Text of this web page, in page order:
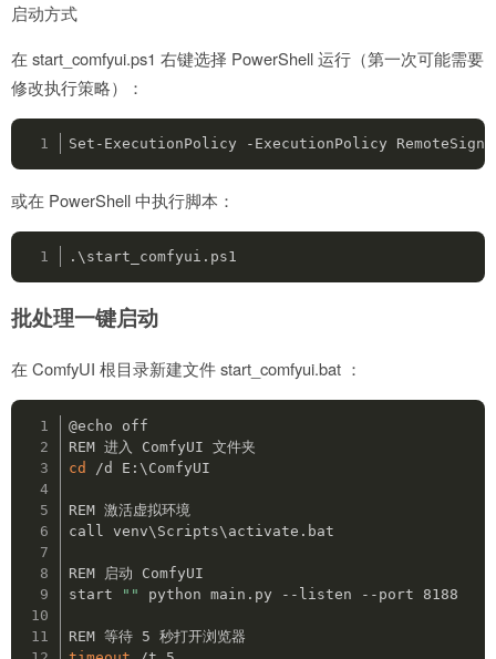
启动方式
在 start_comfyui.ps1 右键选择 PowerShell 运行（第一次可能需要
修改执行策略）：
Set-ExecutionPolicy -ExecutionPolicy
或在 PowerShell 中执行脚本：
.\start_comfyui.ps1
批处理一键启动
在 ComfyUI 根目录新建文件 start_comfyui.bat ：
@echo off
cd
/d E:\ComfyUI
REM 激活虚拟环境
call venv\Scripts\activate.bat
REM 启动 ComfyUI
start
"" python main.py --listen --port 8188